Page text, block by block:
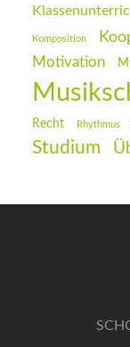
Komposition
Motivation
Recht Rhythmus
Studium